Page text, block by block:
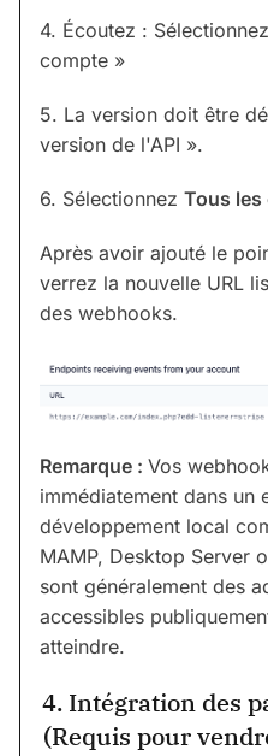
4. Écoutez :
compte »
5. La version doit être
version de l'API ».
6. Sélectionnez Tous les
Après avoir ajouté le
verrez la nouvelle URL
des webhooks.
Remarque : Vos
immédiatement dans un
développement local
MAMP, Desktop Server
sont généralement des
accessibles
atteindre.
4. Intégration des
(Requis pour